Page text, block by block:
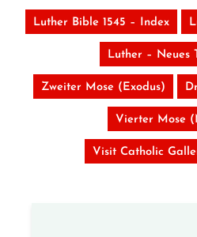
Luther Bible 1545 – Index
Luther – Neues
Zweiter Mose (Exodus)
Vierter Mose
Visit Catholic